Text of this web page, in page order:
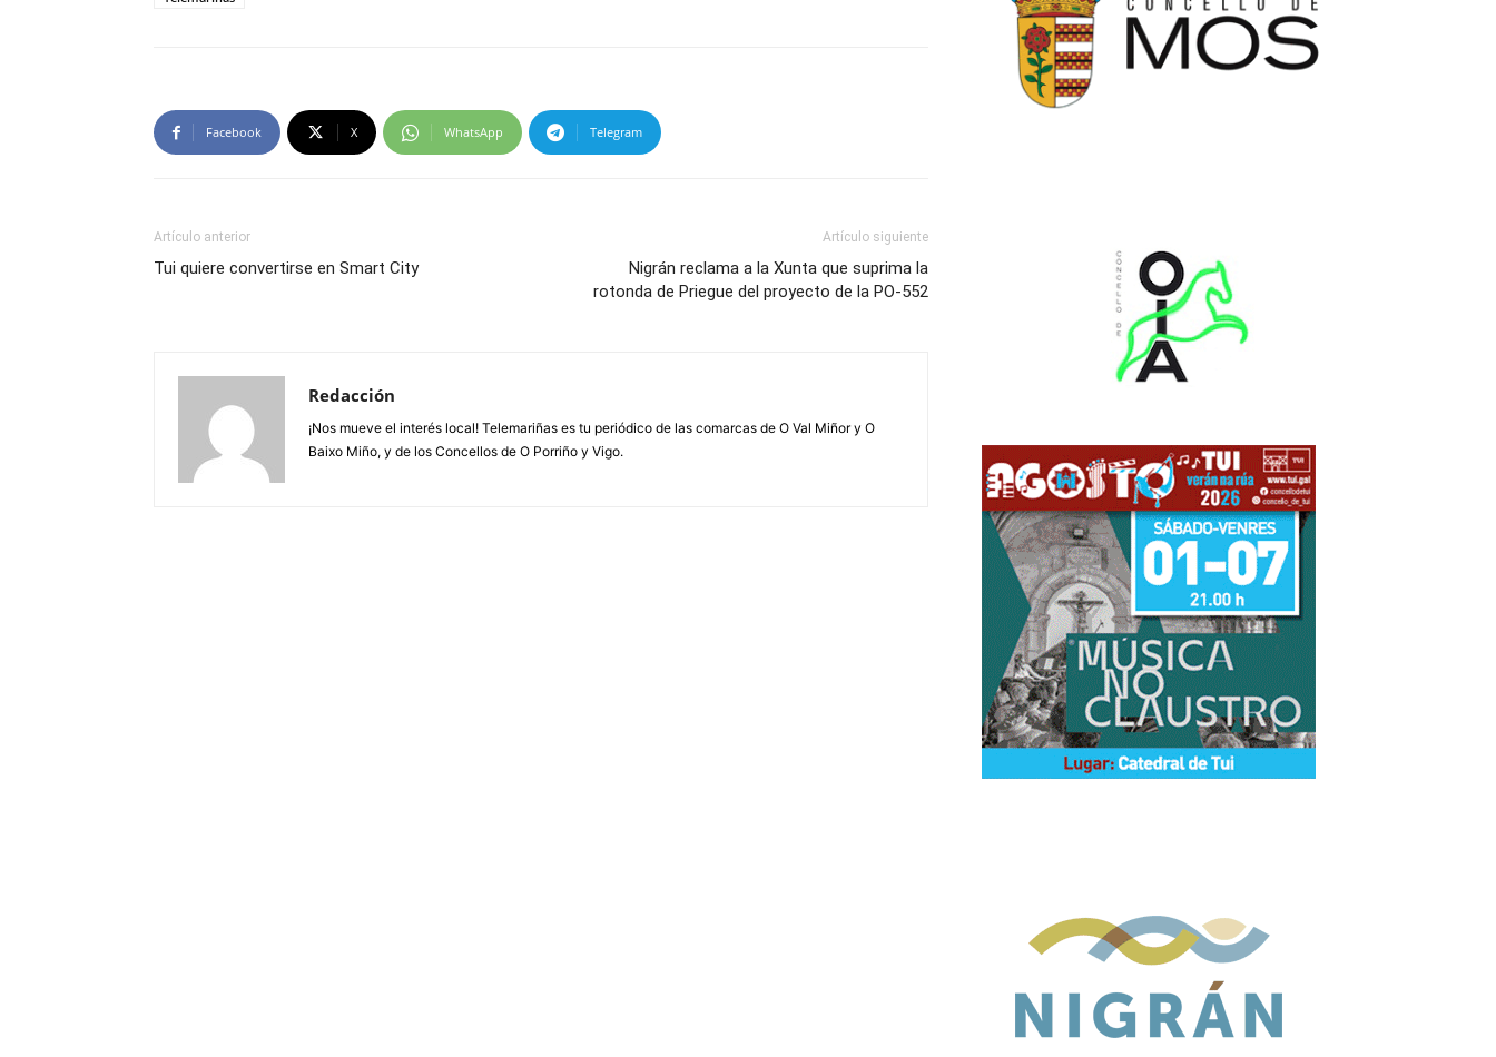
Facebook X WhatsApp Telegram
Artículo anterior
Tui quiere convertirse en Smart City
Artículo siguiente
Nigrán reclama a la Xunta que suprima la
rotonda de Priegue del proyecto de la PO-552
Redacción
¡Nos mueve el interés local! Telemariñas es tu periódico de las comarcas de O Val Miñor y O
Baixo Miño, y de los Concellos de O Porriño y Vigo.